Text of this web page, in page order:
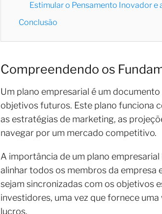
Estimular o Pensamento Inovador e
Conclusão
Compreendendo os
Um plano empresarial é um
objetivos futuros. Este plano funciona
as estratégias de marketing, as
navegar por um mercado competitivo.
A importância de um plano
alinhar todos os membros da empresa
sejam sincronizadas com os objetivos
investidores, uma vez que fornece
lucros.